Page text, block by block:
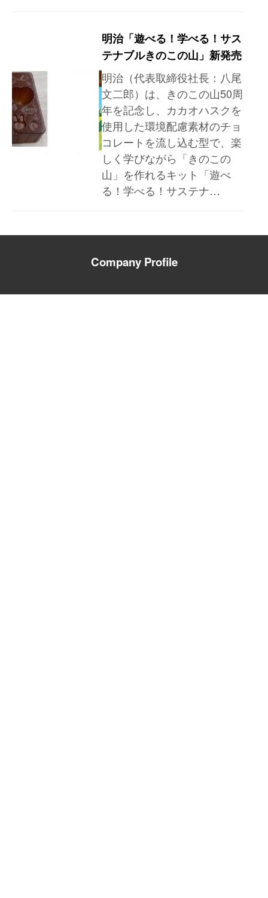
明治「遊べる！学べる！サス
テナブルきのこの山」新発売
明治（代表取締役社長：八尾
文二郎）は、きのこの山50周
年を記念し、カカオハスクを
使用した環境配慮素材のチョ
コレートを流し込む型で、楽
しく学びながら「きのこの
山」を作れるキット「遊べ
る！学べる！サステナ…
Company Profile